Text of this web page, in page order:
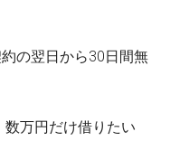
の翌日から30日間無
万円だけ借りたい